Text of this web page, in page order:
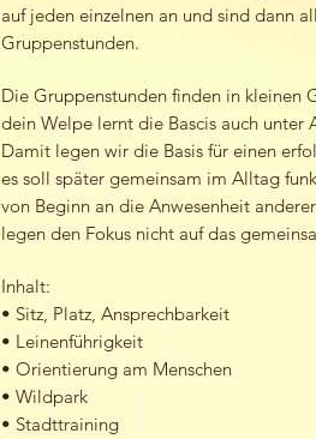
auf jeden einzelnen an und sind dann
Gruppenstunden.
Die Gruppenstunden finden in kleinen
dein Welpe lernt die Bascis auch unter
Damit legen wir die Basis für einen
es soll später gemeinsam im Alltag
von Beginn an die Anwesenheit
legen den Fokus nicht auf das
Inhalt:
• Sitz, Platz, Ansprechbarkeit
• Leinenführigkeit
• Orientierung am Menschen
• Wildpark
• Stadttraining